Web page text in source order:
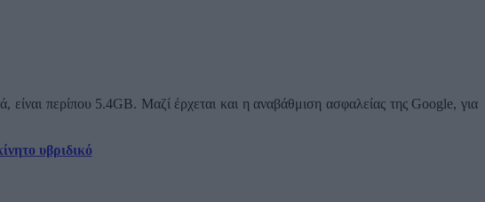
περίπου 5.4GB. Μαζί έρχεται και η αναβάθμιση ασφαλείας της Google, για
υβριδικό